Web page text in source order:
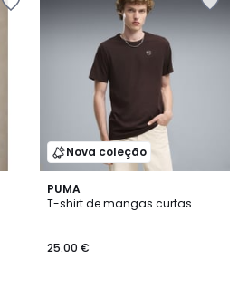
Nova coleção
PUMA
T-shirt de mangas curtas
25.00 €
2
Cores